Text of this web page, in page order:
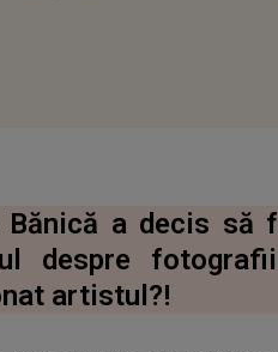
ARTICOLUL
Bănică a decis să
despre
artistul?!